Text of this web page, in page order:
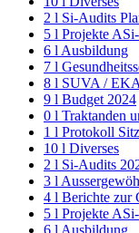
2 l Si-Audits
5 l Projekte
6 l Ausbildung
7 l
8 l SUVA /
9 l Budget 2024
0 l Traktanden
1 l Protokoll
10 l Diverses
2 l Si-Audits
3 l
4 l Berichte zur
5 l Projekte
6 l Ausbildung